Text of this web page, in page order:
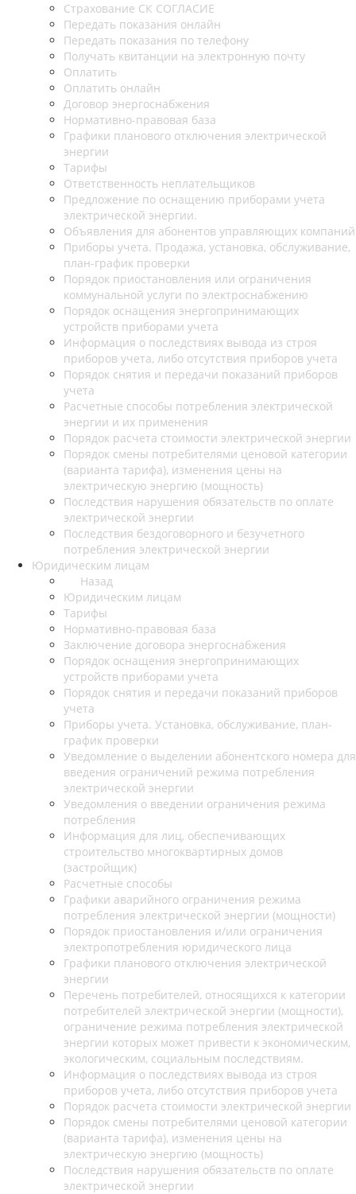
Страхование СК СОГЛАСИЕ
Передать показания онлайн
Передать показания по телефону
Получать квитанции на электронную почту
Оплатить
Оплатить онлайн
Договор энергоснабжения
Нормативно-правовая база
Графики планового отключения электрической
энергии
Тарифы
Ответственность неплательщиков
Предложение по оснащению приборами учета
электрической энергии.
Объявления для абонентов управляющих компаний
Приборы учета. Продажа, установка, обслуживание,
план-график проверки
Порядок приостановления или ограничения
коммунальной услуги по электроснабжению
Порядок оснащения энергопринимающих
устройств приборами учета
Информация о последствиях вывода из строя
приборов учета, либо отсутствия приборов учета
Порядок снятия и передачи показаний приборов
учета
Расчетные способы потребления электрической
энергии и их применения
Порядок расчета стоимости электрической энергии
Порядок смены потребителями ценовой категории
(варианта тарифа), изменения цены на
электрическую энергию (мощность)
Последствия нарушения обязательств по оплате
электрической энергии
Последствия бездоговорного и безучетного
потребления электрической энергии
Юридическим лицам
Назад
Юридическим лицам
Тарифы
Нормативно-правовая база
Заключение договора энергоснабжения
Порядок оснащения энергопринимающих
устройств приборами учета
Порядок снятия и передачи показаний приборов
учета
Приборы учета. Установка, обслуживание, план-
график проверки
Уведомление о выделении абонентского номера для
введения ограничений режима потребления
электрической энергии
Уведомления о введении ограничения режима
потребления
Информация для лиц, обеспечивающих
строительство многоквартирных домов
(застройщик)
Расчетные способы
Графики аварийного ограничения режима
потребления электрической энергии (мощности)
Порядок приостановления и/или ограничения
электропотребления юридического лица
Графики планового отключения электрической
энергии
Перечень потребителей, относящихся к категории
потребителей электрической энергии (мощности),
ограничение режима потребления электрической
энергии которых может привести к экономическим,
экологическим, социальным последствиям.
Информация о последствиях вывода из строя
приборов учета, либо отсутствия приборов учета
Порядок расчета стоимости электрической энергии
Порядок смены потребителями ценовой категории
(варианта тарифа), изменения цены на
электрическую энергию (мощность)
Последствия нарушения обязательств по оплате
электрической энергии